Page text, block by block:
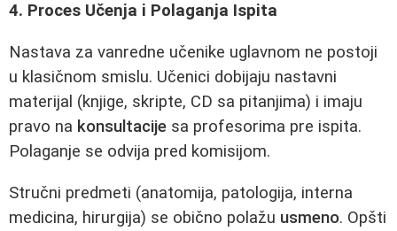
4. Proces Učenja i Polaganja Ispita
Nastava za vanredne učenike uglavnom ne postoji
u klasičnom smislu. Učenici dobijaju nastavni
materijal (knjige, skripte, CD sa pitanjima) i imaju
pravo na konsultacije sa profesorima pre ispita.
Polaganje se odvija pred komisijom.
Stručni predmeti (anatomija, patologija, interna
medicina, hirurgija) se obično polažu usmeno. Opšti